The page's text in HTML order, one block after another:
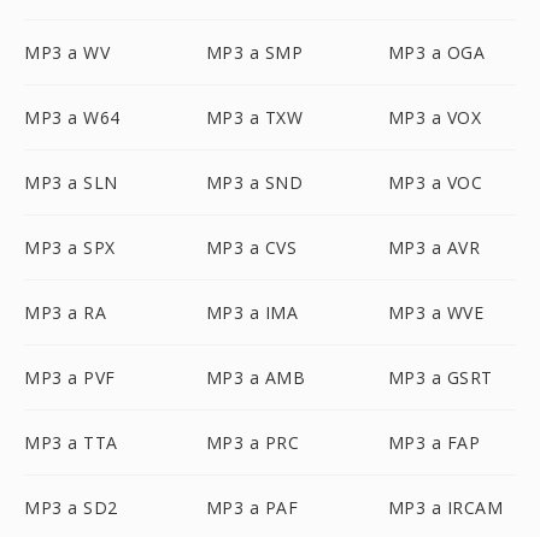
MP3 a WV MP3 a SMP MP3 a OGA
MP3 a W64 MP3 a TXW MP3 a VOX
MP3 a SLN MP3 a SND MP3 a VOC
MP3 a SPX MP3 a CVS MP3 a AVR
MP3 a RA MP3 a IMA MP3 a WVE
MP3 a PVF MP3 a AMB MP3 a GSRT
MP3 a TTA MP3 a PRC MP3 a FAP
MP3 a SD2 MP3 a PAF MP3 a IRCAM